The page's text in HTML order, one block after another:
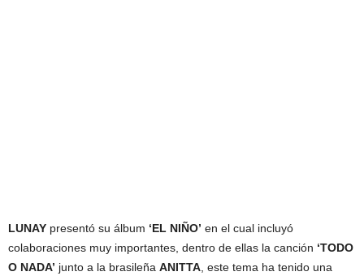
LUNAY presentó su álbum ‘EL NIÑO’ en el cual incluyó
colaboraciones muy importantes, dentro de ellas la canción ‘TODO
O NADA’ junto a la brasileña ANITTA , este tema ha tenido una